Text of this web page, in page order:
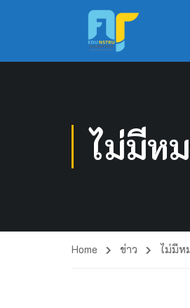
ไม่มีห
Home ข่าว ไม่มีห